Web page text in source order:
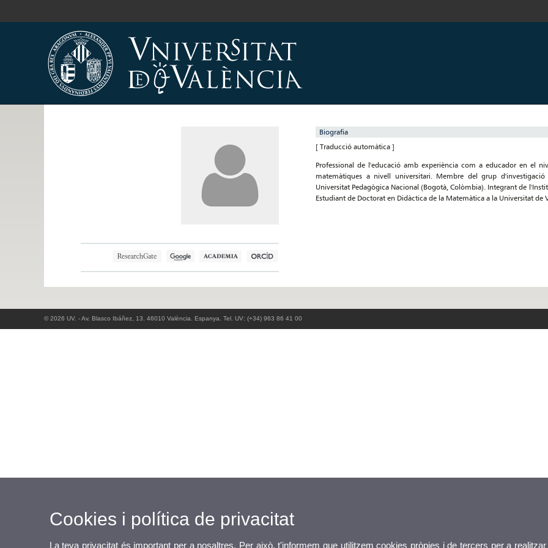
Biografia
[ Traducció automàtica ]
Professional de l'educació amb experiència com a educador en el
matemàtiques a nivell universitari. Membre del grup
Universitat Pedagògica Nacional (Bogotà, Colòmbia). Integrant de
Estudiant de Doctorat en Didàctica de la Matemàtica a la Universitat de
© 2026 UV. - Av. Blasco Ibáñez, 13. 46010 València. Espanya. Tel. UV: (+34) 963 86 41 00
Cookies i política de privacitat
La teva privacitat és important per a nosaltres. Per això, t'informem que utilitzem cookies pròpies i de tercers per a realitzar